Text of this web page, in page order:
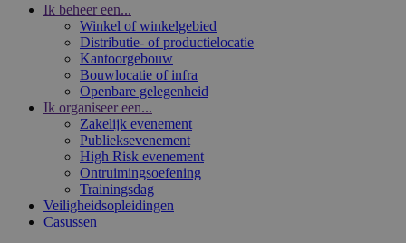
Ik beheer een...
Winkel of winkelgebied
Distributie- of productielocatie
Kantoorgebouw
Bouwlocatie of infra
Openbare gelegenheid
Ik organiseer een...
Zakelijk evenement
Publieksevenement
High Risk evenement
Ontruimingsoefening
Trainingsdag
Veiligheidsopleidingen
Casussen